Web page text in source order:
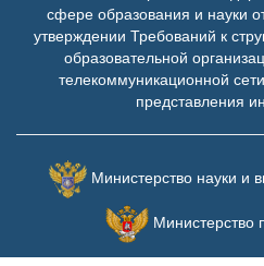
сфере образования и науки
утверждении Требований к
образовательной
телекоммуникационной
представления
Министерство науки и